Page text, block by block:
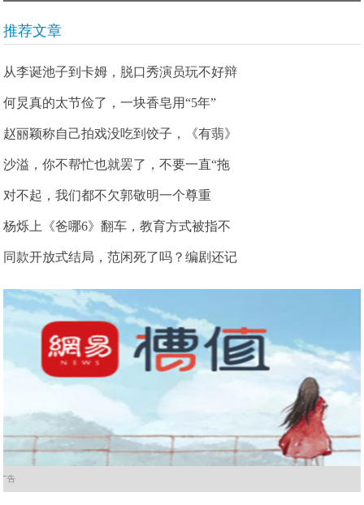
推荐文章
从李诞池子到卡姆，脱口秀演员玩不好辩
何炅真的太节俭了，一块香皂用“5年”
赵丽颖称自己拍戏没吃到饺子，《有翡》
沙溢，你不帮忙也就罢了，不要一直“拖
对不起，我们都不欠郭敬明一个尊重
杨烁上《爸哪6》翻车，教育方式被指不
同款开放式结局，范闲死了吗？编剧还记
广告